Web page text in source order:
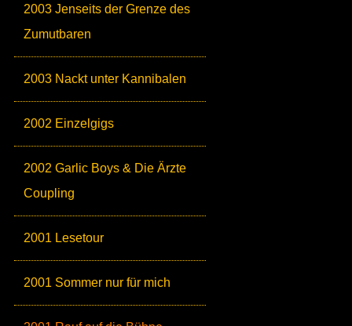
2003 Jenseits der Grenze des
Zumutbaren
2003 Nackt unter Kannibalen
2002 Einzelgigs
2002 Garlic Boys & Die Ärzte
Coupling
2001 Lesetour
2001 Sommer nur für mich